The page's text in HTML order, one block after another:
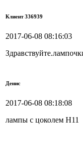
Клиент 336939
2017-06-08 08:16:03
Денис
2017-06-08 08:18:08
лампы с цоколем Н11